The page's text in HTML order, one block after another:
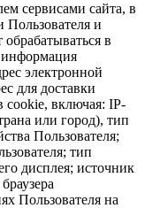
сервисами сайта, в
Пользователя и
в
информация
электронной
для доставки
cookie, включая: IP-
или город), тип
Пользователя;
тип
дисплея; источник
Пользователя на